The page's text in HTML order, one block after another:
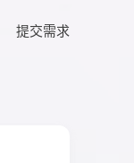
提交需求